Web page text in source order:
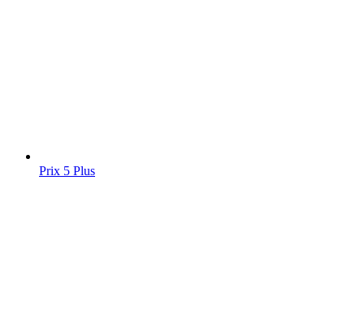
Prix 5 Plus